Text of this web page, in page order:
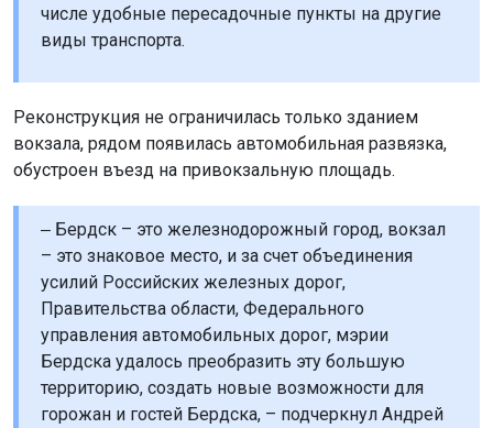
числе удобные пересадочные пункты на другие
виды транспорта.
Реконструкция не ограничилась только зданием
вокзала, рядом появилась автомобильная развязка,
обустроен въезд на привокзальную площадь.
‒ Бердск – это железнодорожный город, вокзал
– это знаковое место, и за счет объединения
усилий Российских железных дорог,
Правительства области, Федерального
управления автомобильных дорог, мэрии
Бердска удалось преобразить эту большую
территорию, создать новые возможности для
горожан и гостей Бердска, – подчеркнул Андрей